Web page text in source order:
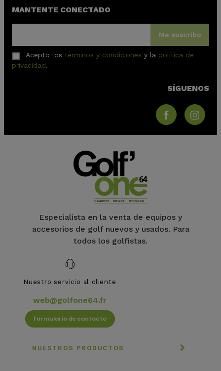
MANTENTE CONECTADO
Me suscribo
Acepto los términos y condiciones y la política de
privacidad.
SÍGUENOS
Especialista en la venta de equipos y
accesorios de golf nuevos y usados. Para
todos los golfistas.
Nuestro servicio al cliente
web@golfone64.fr
Formulario de contacto
NUESTROS PRODUCTOS